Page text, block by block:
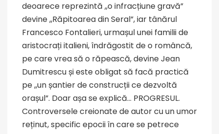
deoarece reprezintă ,,o infracțiune gravă”
devine ,,Răpitoarea din Seral”, iar tânărul
Francesco Fontalieri, urmașul unei familii de
aristocrați italieni, îndrăgostit de o româncă,
pe care vrea să o răpească, devine Jean
Dumitrescu și este obligat să facă practică
pe ,,un șantier de construcții ce dezvoltă
orașul”. Doar așa se explică… PROGRESUL.
Controversele creionate de autor cu un umor
reținut, specific epocii în care se petrece